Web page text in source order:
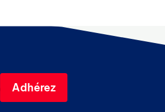
Adhérez